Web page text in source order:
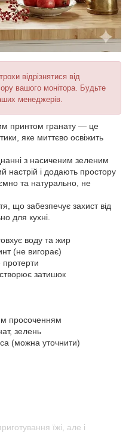
відрізнятися від
вашого монітора. Будьте
менеджерів.
принтом гранату — це
яке миттєво освіжить
з насиченим зеленим
настрій і додають простору
та натурально, не
що забезпечує захист від
для кухні.
воду та жир
(не вигорає)
протерти
затишок
просоченням
зелень
(можна уточнити)
їжі, але і